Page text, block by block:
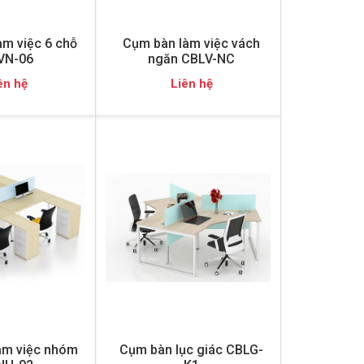
việc 6 chỗ
06
hệ
Cụm bàn làm việc vách
ngăn CBLV-NC
Liên hệ
việc nhóm
Cụm bàn lục giác CBLG-